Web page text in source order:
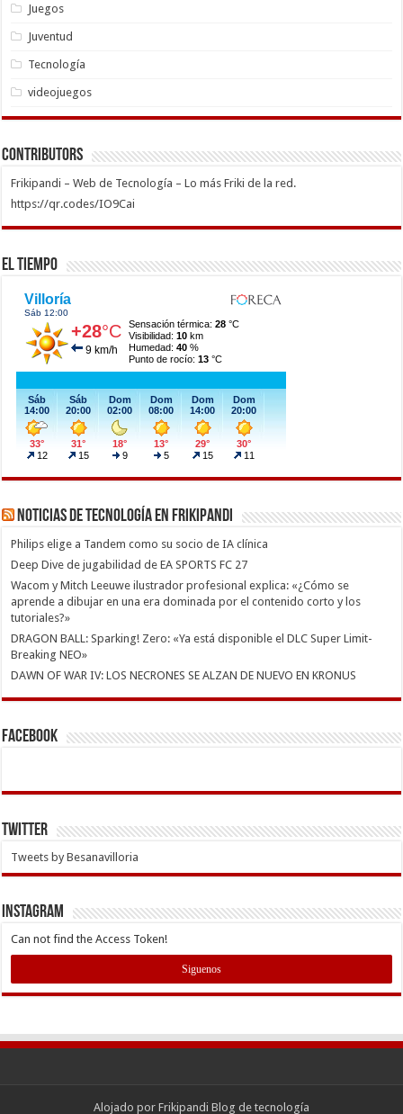
Juegos
Juventud
Tecnología
videojuegos
Contributors
Frikipandi – Web de Tecnología – Lo más Friki de la red.
https://qr.codes/IO9Cai
El Tiempo
Noticias de Tecnología en Frikipandi
Philips elige a Tandem como su socio de IA clínica
Deep Dive de jugabilidad de EA SPORTS FC 27
Wacom y Mitch Leeuwe ilustrador profesional explica: «¿Cómo se
aprende a dibujar en una era dominada por el contenido corto y los
tutoriales?»
DRAGON BALL: Sparking! Zero: «Ya está disponible el DLC Super Limit-
Breaking NEO»
DAWN OF WAR IV: LOS NECRONES SE ALZAN DE NUEVO EN KRONUS
Facebook
Twitter
Tweets by Besanavilloria
INSTAGRAM
Can not find the Access Token!
Siguenos
Alojado por Frikipandi Blog de tecnología